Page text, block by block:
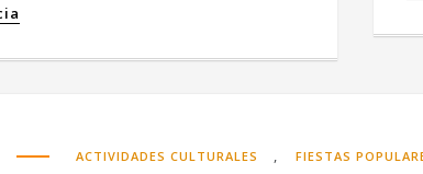
ACTIVIDADES CULTURALES , FIESTAS